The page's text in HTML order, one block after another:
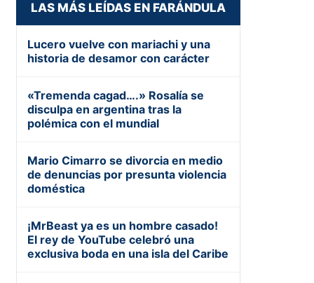
LAS MÁS LEÍDAS EN FARÁNDULA
Lucero vuelve con mariachi y una
historia de desamor con carácter
«Tremenda cagad….» Rosalía se
disculpa en argentina tras la
polémica con el mundial
Mario Cimarro se divorcia en medio
de denuncias por presunta violencia
doméstica
¡MrBeast ya es un hombre casado!
El rey de YouTube celebró una
exclusiva boda en una isla del Caribe